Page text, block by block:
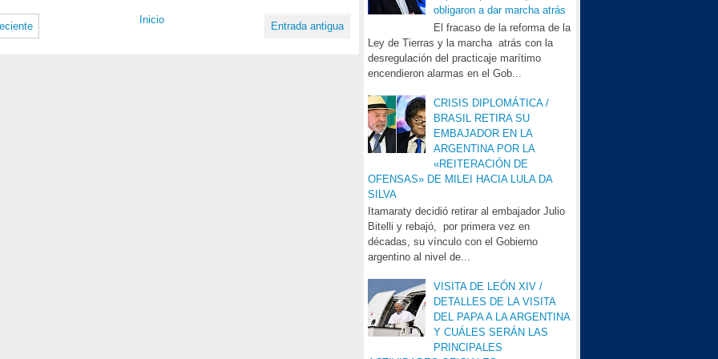
obligaron a dar marcha atrás
El fracaso de la reforma de la
Ley de Tierras y la marcha atrás con la
desregulación del practicaje marítimo
encendieron alarmas en el Gob...
CRISIS DIPLOMÁTICA /
BRASIL RETIRA SU
EMBAJADOR EN LA
ARGENTINA POR LA
«REITERACIÓN DE
OFENSAS» DE MILEI HACIA LULA DA
SILVA
Itamaraty decidió retirar al embajador Julio
Bitelli y rebajó, por primera vez en
décadas, su vínculo con el Gobierno
argentino al nivel de...
VISITA DE LEÓN XIV /
DETALLES DE LA VISITA
DEL PAPA A LA ARGENTINA
Y CUÁLES SERÁN LAS
PRINCIPALES
Entrada antigua
Inicio